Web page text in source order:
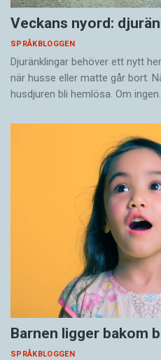
Veckans nyord:
SPRÅKBLOGGEN
Djuränklingar behöver ett nytt
när husse eller matte går bort.
husdjuren bli hemlösa. Om
Barnen ligger bakom
SPRÅKBLOGGEN